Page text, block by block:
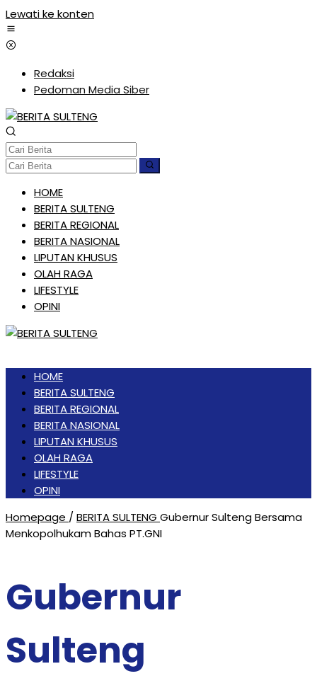
Lewati ke konten
Redaksi
Pedoman Media Siber
HOME
BERITA SULTENG
BERITA REGIONAL
BERITA NASIONAL
LIPUTAN KHUSUS
OLAH RAGA
LIFESTYLE
OPINI
HOME
BERITA SULTENG
BERITA REGIONAL
BERITA NASIONAL
LIPUTAN KHUSUS
OLAH RAGA
LIFESTYLE
OPINI
Homepage / BERITA SULTENG Gubernur Sulteng Bersama
Menkopolhukam Bahas PT.GNI
Gubernur
Sulteng